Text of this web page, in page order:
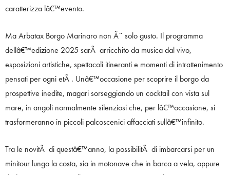
caratterizza lâ€™evento.
Ma Arbatax Borgo Marinaro non Ã¨ solo gusto. Il programma
dellâ€™edizione 2025 sarÃ arricchito da musica dal vivo,
esposizioni artistiche, spettacoli itineranti e momenti di intrattenimento
pensati per ogni etÃ . Unâ€™occasione per scoprire il borgo da
prospettive inedite, magari sorseggiando un cocktail con vista sul
mare, in angoli normalmente silenziosi che, per lâ€™occasione, si
trasformeranno in piccoli palcoscenici affacciati sullâ€™infinito.
Tra le novitÃ di questâ€™anno, la possibilitÃ di imbarcarsi per un
minitour lungo la costa, sia in motonave che in barca a vela, oppure